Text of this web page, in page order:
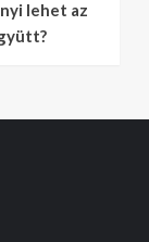
lehet az